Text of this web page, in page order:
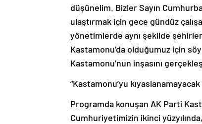
düşünelim. Bizler Sayın
ulaştırmak için gece gündüz
yönetimlerde aynı şekilde
Kastamonu’da olduğumuz için
Kastamonu’nun inşasını
“Kastamonu’yu
Programda konuşan AK Parti
Cumhuriyetimizin ikinci